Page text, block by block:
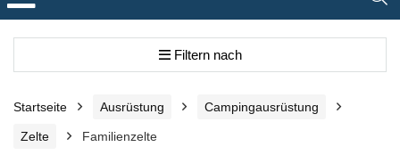
Filtern nach
Startseite Ausrüstung Campingausrüstung
Zelte Familienzelte